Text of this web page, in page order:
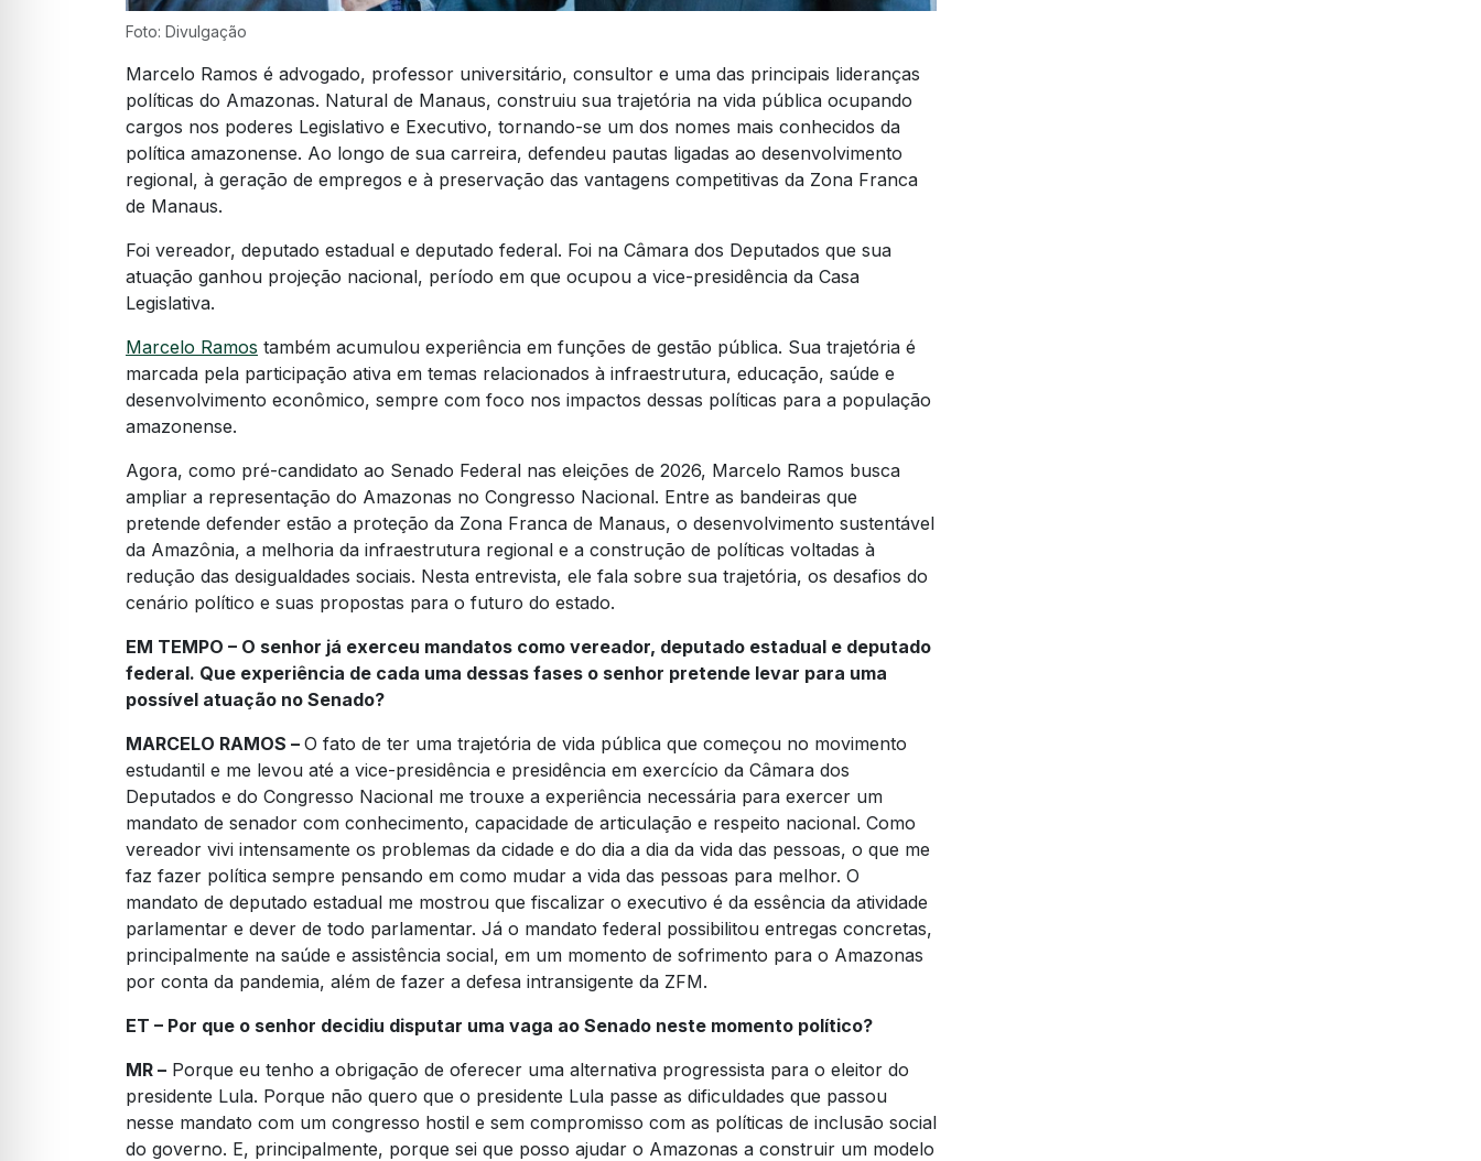
Foto: Divulgação
Marcelo Ramos é advogado, professor universitário, consultor e uma das principais lideranças
políticas do Amazonas. Natural de Manaus, construiu sua trajetória na vida pública ocupando
cargos nos poderes Legislativo e Executivo, tornando-se um dos nomes mais conhecidos da
política amazonense. Ao longo de sua carreira, defendeu pautas ligadas ao desenvolvimento
regional, à geração de empregos e à preservação das vantagens competitivas da Zona Franca
de Manaus.
Foi vereador, deputado estadual e deputado federal. Foi na Câmara dos Deputados que sua
atuação ganhou projeção nacional, período em que ocupou a vice-presidência da Casa
Legislativa.
Marcelo Ramos também acumulou experiência em funções de gestão pública. Sua trajetória é
marcada pela participação ativa em temas relacionados à infraestrutura, educação, saúde e
desenvolvimento econômico, sempre com foco nos impactos dessas políticas para a população
amazonense.
Agora, como pré-candidato ao Senado Federal nas eleições de 2026, Marcelo Ramos busca
ampliar a representação do Amazonas no Congresso Nacional. Entre as bandeiras que
pretende defender estão a proteção da Zona Franca de Manaus, o desenvolvimento sustentável
da Amazônia, a melhoria da infraestrutura regional e a construção de políticas voltadas à
redução das desigualdades sociais. Nesta entrevista, ele fala sobre sua trajetória, os desafios do
cenário político e suas propostas para o futuro do estado.
EM TEMPO – O senhor já exerceu mandatos como vereador, deputado estadual e deputado
federal. Que experiência de cada uma dessas fases o senhor pretende levar para uma
possível atuação no Senado?
MARCELO RAMOS – O fato de ter uma trajetória de vida pública que começou no movimento
estudantil e me levou até a vice-presidência e presidência em exercício da Câmara dos
Deputados e do Congresso Nacional me trouxe a experiência necessária para exercer um
mandato de senador com conhecimento, capacidade de articulação e respeito nacional. Como
vereador vivi intensamente os problemas da cidade e do dia a dia da vida das pessoas, o que me
faz fazer política sempre pensando em como mudar a vida das pessoas para melhor. O
mandato de deputado estadual me mostrou que fiscalizar o executivo é da essência da atividade
parlamentar e dever de todo parlamentar. Já o mandato federal possibilitou entregas concretas,
principalmente na saúde e assistência social, em um momento de sofrimento para o Amazonas
por conta da pandemia, além de fazer a defesa intransigente da ZFM.
ET – Por que o senhor decidiu disputar uma vaga ao Senado neste momento político?
MR – Porque eu tenho a obrigação de oferecer uma alternativa progressista para o eleitor do
presidente Lula. Porque não quero que o presidente Lula passe as dificuldades que passou
nesse mandato com um congresso hostil e sem compromisso com as políticas de inclusão social
do governo. E, principalmente, porque sei que posso ajudar o Amazonas a construir um modelo